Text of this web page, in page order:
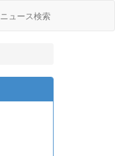
ニュース検索